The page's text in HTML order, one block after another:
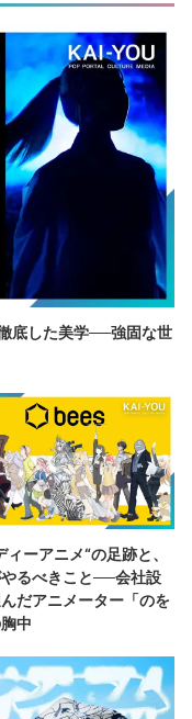
底した美学──強固な世
ィーアニメ“の足跡と、
やるべきこと──会社設
だアニメーター「のを
中